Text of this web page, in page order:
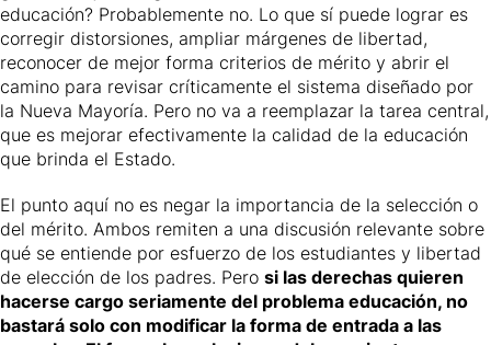
educación? Probablemente no. Lo que sí puede lograr es
corregir distorsiones, ampliar márgenes de libertad,
reconocer de mejor forma criterios de mérito y abrir el
camino para revisar críticamente el sistema diseñado por
la Nueva Mayoría. Pero no va a reemplazar la tarea central,
que es mejorar efectivamente la calidad de la educación
que brinda el Estado.
El punto aquí no es negar la importancia de la selección o
del mérito. Ambos remiten a una discusión relevante sobre
qué se entiende por esfuerzo de los estudiantes y libertad
de elección de los padres. Pero si las derechas quieren
hacerse cargo seriamente del problema educación, no
bastará solo con modificar la forma de entrada a las